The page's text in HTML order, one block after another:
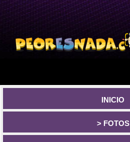
INICIO
> FOTOS